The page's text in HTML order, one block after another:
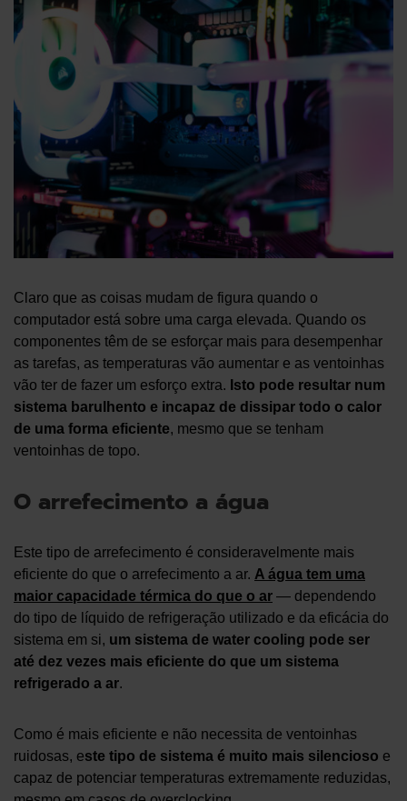
Claro que as coisas mudam de figura quando o
computador está sobre uma carga elevada. Quando os
componentes têm de se esforçar mais para desempenhar
as tarefas, as temperaturas vão aumentar e as ventoinhas
vão ter de fazer um esforço extra. Isto pode resultar num
sistema barulhento e incapaz de dissipar todo o calor
de uma forma eficiente, mesmo que se tenham
ventoinhas de topo.
O arrefecimento a água
Este tipo de arrefecimento é consideravelmente mais
eficiente do que o arrefecimento a ar. A água tem uma
maior capacidade térmica do que o ar — dependendo
do tipo de líquido de refrigeração utilizado e da eficácia do
sistema em si, um sistema de water cooling pode ser
até dez vezes mais eficiente do que um sistema
refrigerado a ar.
Como é mais eficiente e não necessita de ventoinhas
ruidosas, este tipo de sistema é muito mais silencioso e
capaz de potenciar temperaturas extremamente reduzidas,